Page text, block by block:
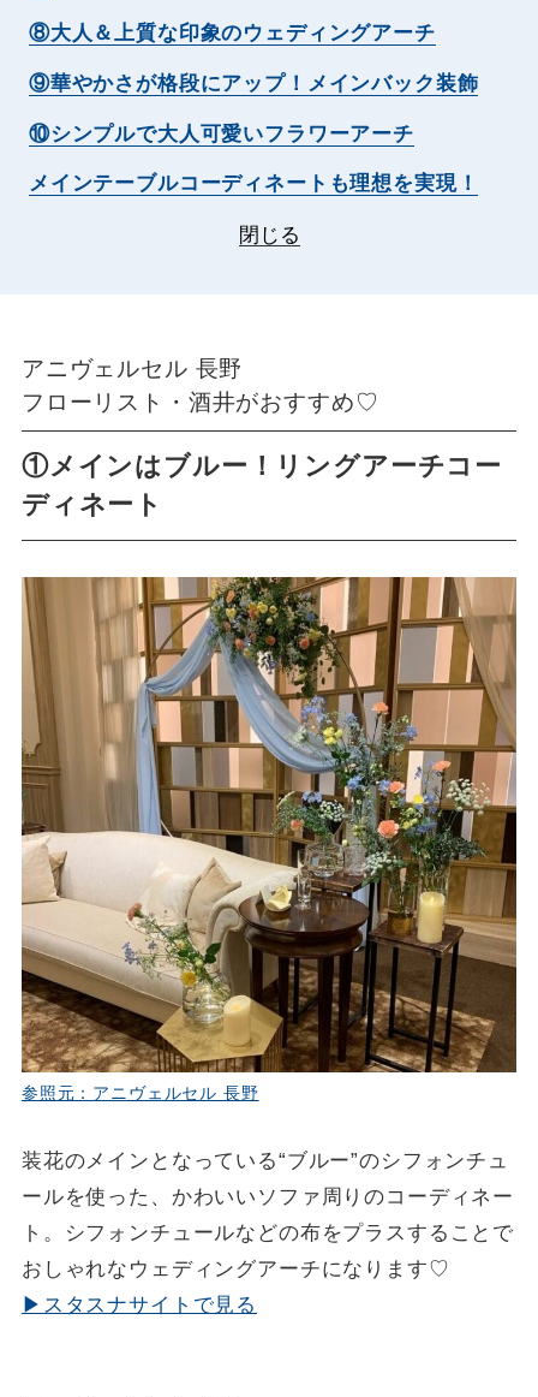
⑧大人＆上質な印象のウェディングアーチ
⑨華やかさが格段にアップ！メインバック装飾
⑩シンプルで大人可愛いフラワーアーチ
メインテーブルコーディネートも理想を実現！
閉じる
アニヴェルセル 長野
フローリスト・酒井がおすすめ♡
①メインはブルー！リングアーチコー
ディネート
参照元：アニヴェルセル 長野
装花のメインとなっている“ブルー”のシフォンチュ
ールを使った、かわいいソファ周りのコーディネー
ト。シフォンチュールなどの布をプラスすることで
おしゃれなウェディングアーチになります♡
▶スタスナサイトで見る